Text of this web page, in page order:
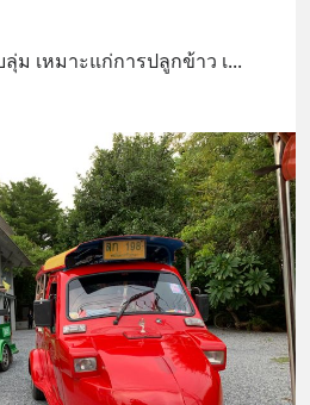
ลุ่ม เหมาะแก่การปลูกข้าว เ